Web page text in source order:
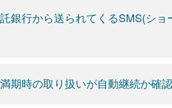
銀行から送られてくるSMS(シ
期時の取り扱いが自動継続か確